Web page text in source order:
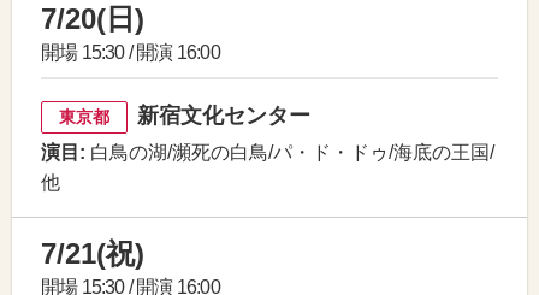
7/20(日)
開場 15:30 / 開演 16:00
東京都 新宿文化センター
演目: 白鳥の湖/瀕死の白鳥/パ・ド・ドゥ/海底の王国/
他
7/21(祝)
開場 15:30 / 開演 16:00